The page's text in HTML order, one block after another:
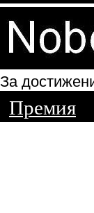
За
Премия